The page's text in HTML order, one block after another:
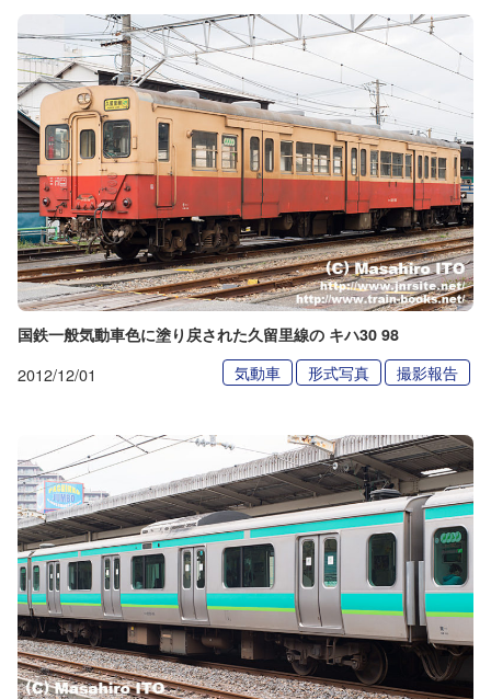
国鉄一般気動車色に塗り戻された久留里線の キハ30 98
2012/12/01 気動車 形式写真 撮影報告